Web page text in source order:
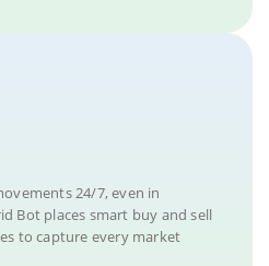
24/7, even in
Bot places smart buy and sell
to capture every market